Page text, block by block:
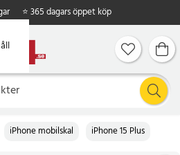
⭐ 365 dagars öppet köp
iPhone mobilskal iPhone 15 Plus